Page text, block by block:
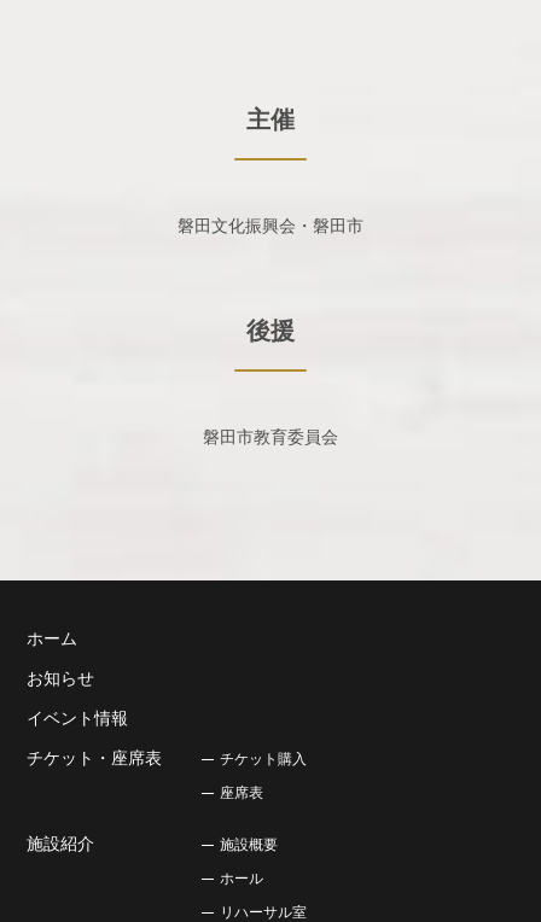
主催
磐田文化振興会・磐田市
後援
磐田市教育委員会
ホーム
お知らせ
イベント情報
チケット・座席表
チケット購入
座席表
施設紹介
施設概要
ホール
リハーサル室